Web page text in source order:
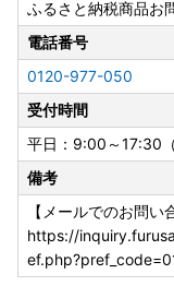
※年末のお申込みつ
る場合があります
提出いただくこと
また、添付書類に
たします。
---ワンストップ特
umu.go.jp/
---ワンストップ特
w.soumu.go.jp/
o/furusato/topics/
ふるさと納税商品お
電話番号
0120-977-050
受付時間
平日：9:00～17:30
備考
【メールでのお問い
https://